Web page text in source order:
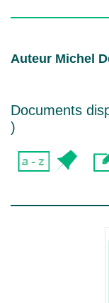
Auteur Michel
Documents
)